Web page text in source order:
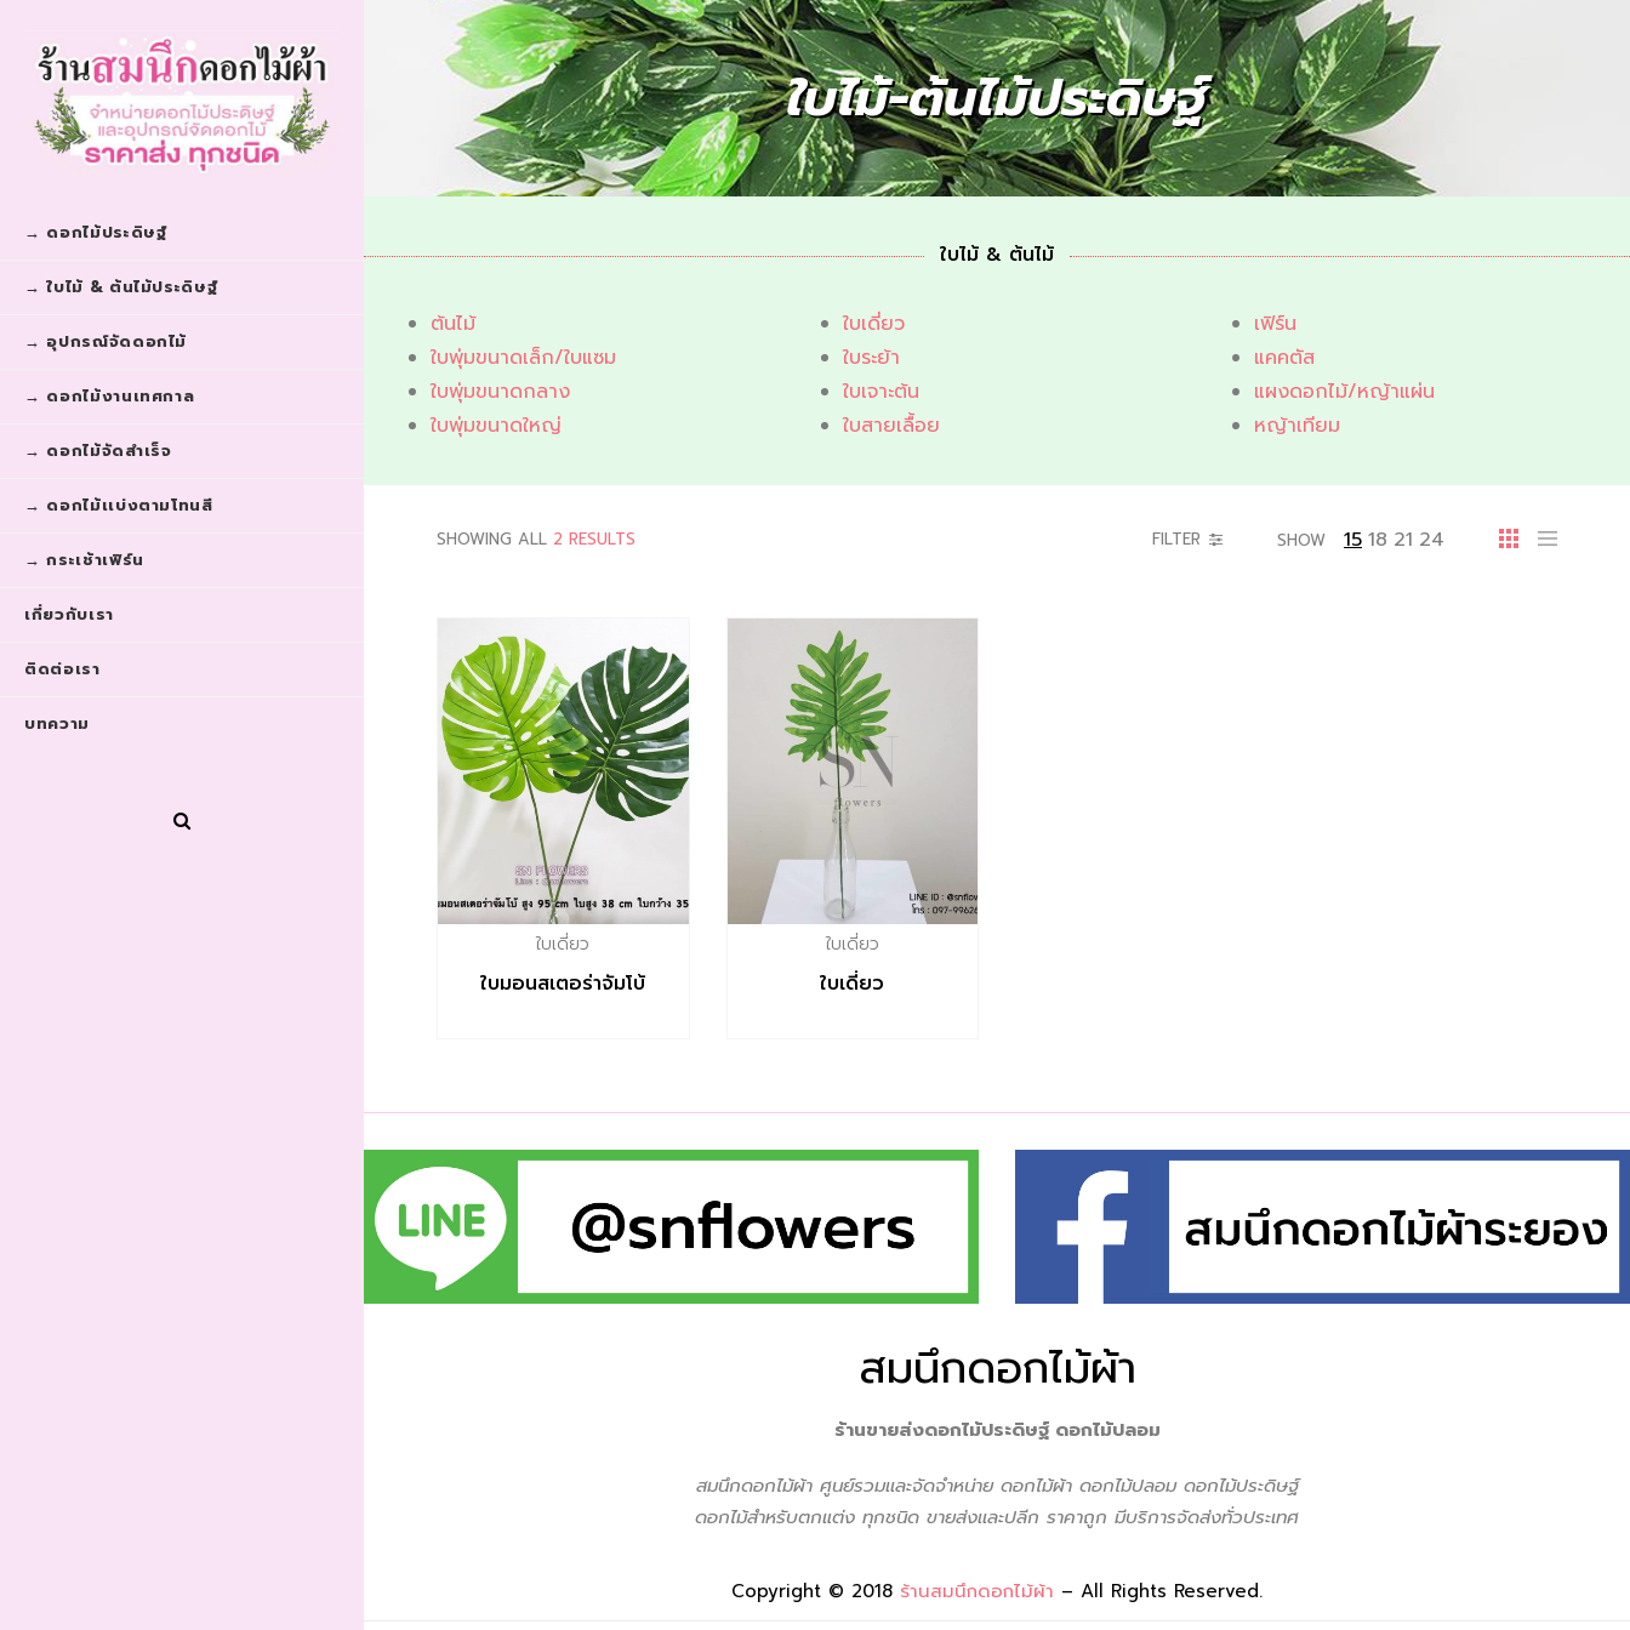
→ ดอกไม้ประดิษฐ์
→ ใบไม้ & ต้นไม้ประดิษฐ์
→ อุปกรณ์จัดดอกไม้
→ ดอกไม้งานเทศกาล
→ ดอกไม้จัดสำเร็จ
→ ดอกไม้เเบ่งตามโทนสี
→ กระเช้าเฟิร์น
เกี่ยวกับเรา
ติดต่อเรา
บทความ
ใบไม้-ต้นไม้ประดิษฐ์
ใบไม้ & ต้นไม้
ต้นไม้
ใบพุ่มขนาดเล็ก/ใบแซม
ใบพุ่มขนาดกลาง
ใบพุ่มขนาดใหญ่
ใบเดี่ยว
ใบระย้า
ใบเจาะต้น
ใบสายเลื้อย
เฟิร์น
แคคตัส
แผงดอกไม้/หญ้าแผ่น
หญ้าเทียม
SHOWING ALL 2 RESULTS FILTER SHOW 15 18 21 24
ใบเดี่ยว
ใบมอนสเตอร่าจัมโบ้
ใบเดี่ยว
ใบเดี่ยว
สมนึกดอกไม้ผ้า
ร้านขายส่งดอกไม้ประดิษฐ์ ดอกไม้ปลอม
สมนึกดอกไม้ผ้า ศูนย์รวมเเละจัดจำหน่าย ดอกไม้ผ้า ดอกไม้ปลอม ดอกไม้ประดิษฐ์
ดอกไม้สำหรับตกแต่ง ทุกชนิด ขายส่งเเละปลีก ราคาถูก มีบริการจัดส่งทั่วประเทศ
Copyright © 2018 ร้านสมนึกดอกไม้ผ้า – All Rights Reserved.